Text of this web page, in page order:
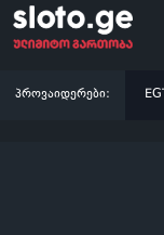
პროვაიდერები: